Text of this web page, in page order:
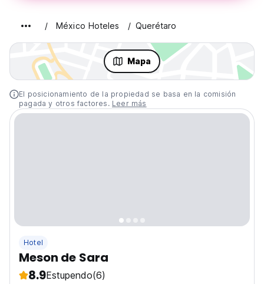
México Hoteles Querétaro
Mapa
El posicionamiento de la propiedad se basa en la comisión
pagada y otros factores. Leer más
Hotel
Meson de Sara
8.9Estupendo(6)